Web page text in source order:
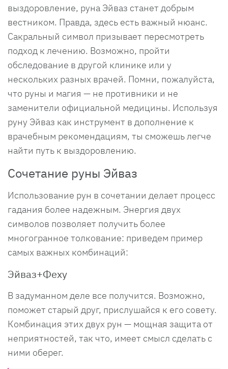
выздоровление, руна Эйваз станет добрым
вестником. Правда, здесь есть важный нюанс.
Сакральный символ призывает пересмотреть
подход к лечению. Возможно, пройти
обследование в другой клинике или у
нескольких разных врачей. Помни, пожалуйста,
что руны и магия — не противники и не
заменители официальной медицины. Используя
руну Эйваз как инструмент в дополнение к
врачебным рекомендациям, ты сможешь легче
найти путь к выздоровлению.
Сочетание руны Эйваз
Использование рун в сочетании делает процесс
гадания более надежным. Энергия двух
символов позволяет получить более
многогранное толкование: приведем пример
самых важных комбинаций:
Эйваз+Феху
В задуманном деле все получится. Возможно,
поможет старый друг, прислушайся к его совету.
Комбинация этих двух рун — мощная защита от
неприятностей, так что, имеет смысл сделать с
ними оберег.